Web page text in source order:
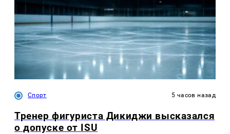
Спорт 5 часов назад
Тренер фигуриста Дикиджи высказался
о допуске от ISU